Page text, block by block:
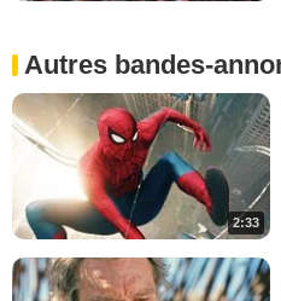
Autres bandes-
2:33